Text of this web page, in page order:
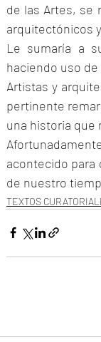
de las Artes, se
arquitectónicos
Le sumaría a
haciendo uso
Artistas y
pertinente
una historia que
acontecido para
de nuestro
TEXTOS